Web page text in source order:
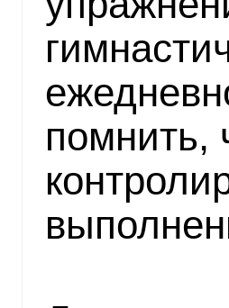
помнить,